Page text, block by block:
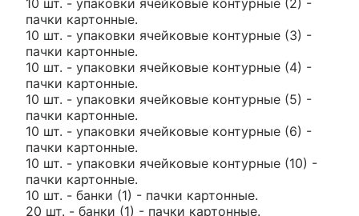
10 шт. - упаковки ячейковые контурные (2) -
пачки картонные.
10 шт. - упаковки ячейковые контурные (3) -
пачки картонные.
10 шт. - упаковки ячейковые контурные (4) -
пачки картонные.
10 шт. - упаковки ячейковые контурные (5) -
пачки картонные.
10 шт. - упаковки ячейковые контурные (6) -
пачки картонные.
10 шт. - упаковки ячейковые контурные (10) -
пачки картонные.
10 шт. - банки (1) - пачки картонные.
20 шт. - банки (1) - пачки картонные.